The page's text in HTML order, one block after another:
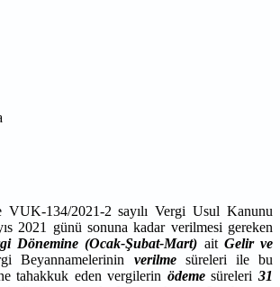
VUK-134/2021-2 sayılı Vergi Usul Kanunu
2021 günü sonuna kadar verilmesi gereken
Dönemine (Ocak-Şubat-Mart) ait Gelir ve
Beyannamelerinin verilme süreleri ile bu
tahakkuk eden vergilerin ödemesüreleri31